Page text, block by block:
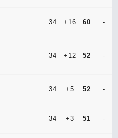
34 +16 60 -
34 +12 52 -
34 +5 52 -
34 +3 51 -